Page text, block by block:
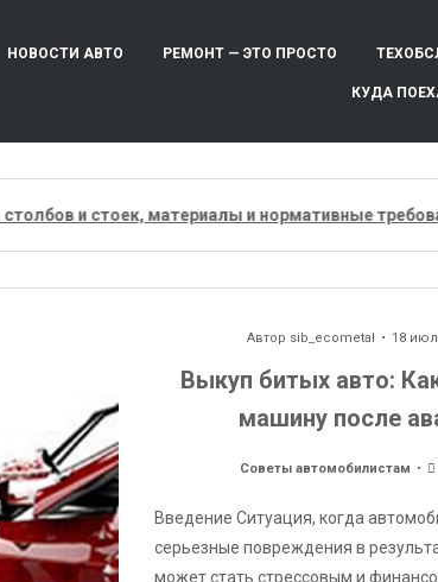
НОВОСТИ АВТО РЕМОНТ — ЭТО ПРОСТО
КУДА
и стоек, материалы и нормативные требования
Автор sib_ecometal 18
Выкуп битых авто:
машину после
Советы автомобилистам
Введение Ситуация, когда
серьезные повреждения в
может стать стрессовым и